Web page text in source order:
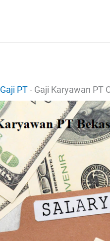
Gaji PT- Gaji Karyawan PT